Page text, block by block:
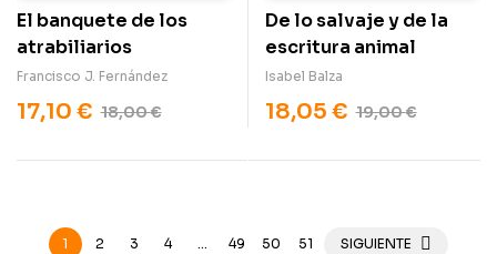
El banquete de los
atrabiliarios
Francisco J. Fernández
18,00€
17,10 €
De lo salvaje y de la
escritura animal
Isabel Balza
19,00€
18,05 €
1 2 3 4 … 49 50 51 SIGUIENTE